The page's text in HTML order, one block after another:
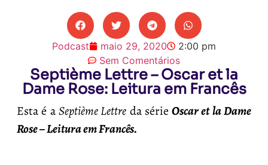
Podcast maio 29, 2020
2:00 pm
Sem Comentários
Septième Lettre – Oscar et la
Dame Rose: Leitura em Francês
Esta é aSeptième Lettre da sérieOscar et la Dame
Rose – Leitura em Francês.